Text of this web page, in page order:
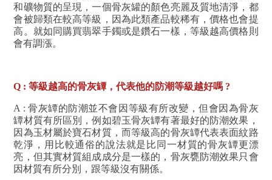
和礦物質的呈現，一個骨灰罐的顏色亮麗及質地清淨，都
會被歸類在較高等級，因為此類產品較稀有，價格也會提
高。就如同購買翡翠手鐲或是鑽石一樣，等級越高價格則
會有調漲。
Q : 等級越高的骨灰罈，代表他的防潮等級越好嗎 ?
A : 骨灰罈的防潮並不會因等級有所改變，但會因為骨灰
罈材質有所區別，例如碧玉骨灰罈有著最好的防潮效果，
因為玉材屬於寶石材質，而等級高的骨灰罈代表表面紋路
乾淨，用比較通俗的說法就是比同一材質的骨灰罈更漂
亮，但其實材質組成成分是一樣的，骨灰甕防潮效果只會
因材質有所分別，跟等級沒有關係。